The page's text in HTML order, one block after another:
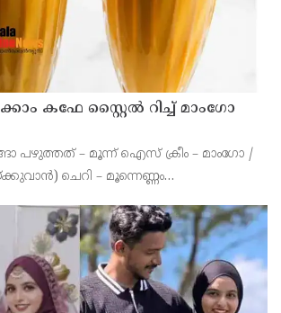
കഫേ സ്റ്റൈൽ റിച്ച് മാംഗോ
പഴുത്തത് – മൂന്ന് ഐസ് ക്രീം – മാംഗോ /
ചെറി – മൂന്നെണ്ണം